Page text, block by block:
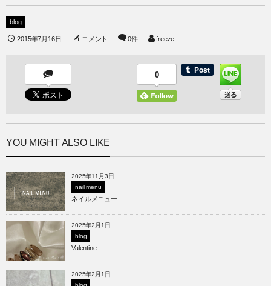
blog
2015年7月16日 コメント 0件 freeze
0
YOU MIGHT ALSO LIKE
2025年11月3日
nail menu
ネイルメニュー
2025年2月1日
blog
Valentine
2025年2月1日